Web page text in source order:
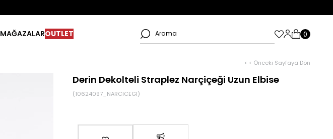
MAĞAZALAROUTLET
< < Önceki Sayfaya Dön
Derin Dekolteli Straplez Narçiçeği Uzun Elbise
(10624097_NARCICEGI)